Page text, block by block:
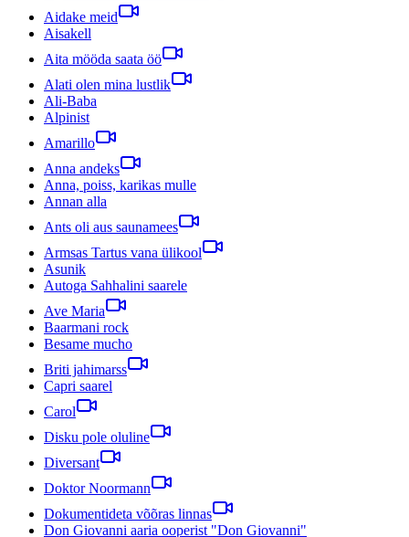
Aidake meid
Aisakell
Aita mööda saata öö
Alati olen mina lustlik
Ali-Baba
Alpinist
Amarillo
Anna andeks
Anna, poiss, karikas mulle
Annan alla
Ants oli aus saunamees
Armsas Tartus vana ülikool
Asunik
Autoga Sahhalini saarele
Ave Maria
Baarmani rock
Besame mucho
Briti jahimarss
Capri saarel
Carol
Disku pole oluline
Diversant
Doktor Noormann
Dokumentideta võõras linnas
Don Giovanni aaria ooperist "Don Giovanni"